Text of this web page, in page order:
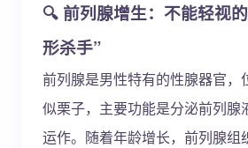
🔍 前列腺增生：不能轻视
形杀手”
前列腺是男性特有的性腺器官，
似栗子，主要功能是分泌前列腺
运作。随着年龄增长，前列腺组